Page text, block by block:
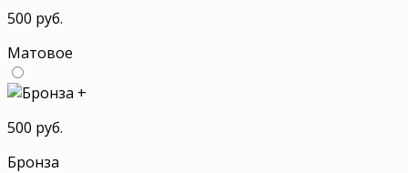
500 руб.
Матовое
+
500 руб.
Бронза